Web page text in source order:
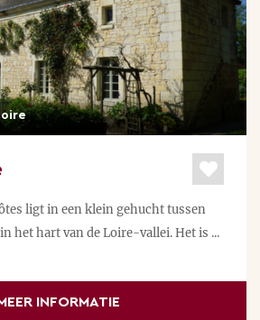
ligt in een klein gehucht tussen
het hart van de Loire-vallei. Het is ...
INFORMATIE